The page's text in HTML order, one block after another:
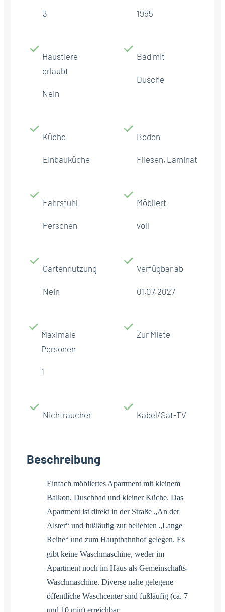
3 1955
Haustiere
erlaubt
Nein
Bad mit
Dusche
Küche
Einbauküche
Boden
Fliesen, Laminat
Fahrstuhl
Personen
Möbliert
voll
Gartennutzung
Nein
Verfügbar ab
01.07.2027
Maximale
Personen
1
Zur Miete
Nichtraucher Kabel/Sat-TV
Beschreibung
Einfach möbliertes Apartment mit kleinem
Balkon, Duschbad und kleiner Küche. Das
Apartment ist direkt in der Straße „An der
Alster“ und fußläufig zur beliebten „Lange
Reihe“ und zum Hauptbahnhof gelegen. Es
gibt keine Waschmaschine, weder im
Apartment noch im Haus als Gemeinschafts-
Waschmaschine. Diverse nahe gelegene
öffentliche Waschcenter sind fußläufig (ca. 7
und 10 min) erreichbar.